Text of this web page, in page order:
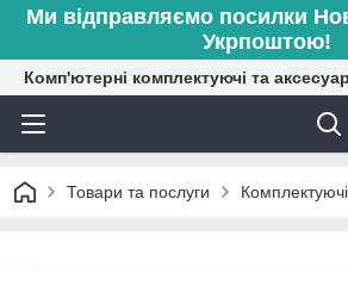
Ми відправляємо посилки
Укрпоштою!
Комп'ютерні комплектуючі та
Товари та послуги